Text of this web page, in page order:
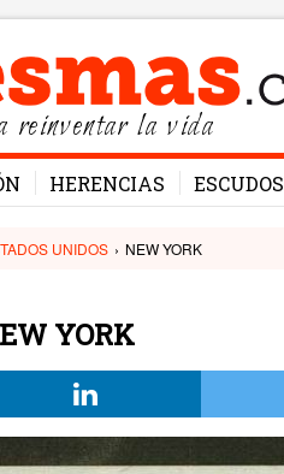
reinventar la vida
HERENCIAS ESCUDOS
UNIDOS › NEW YORK
YORK